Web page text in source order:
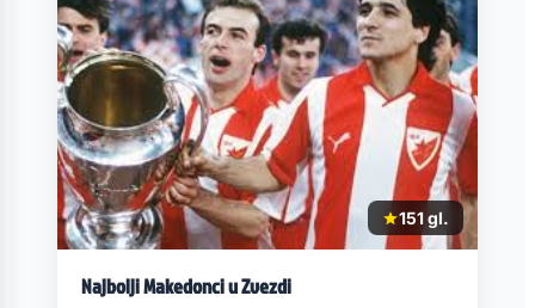
151 gl.
Najbolji Makedonci u Zvezdi